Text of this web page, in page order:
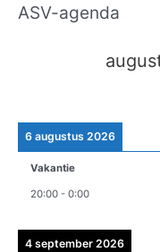
ASV-agenda
6 augustus 2026
Vakantie
20:00 - 0:00
4 september 2026
A